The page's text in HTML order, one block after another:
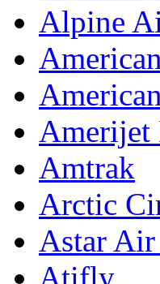
Alpine
Amerijet
Amtrak
Arctic
Astar Air
Atifly